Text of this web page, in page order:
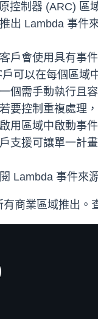
控制器 (ARC) 區
出 Lambda 事件
戶會使用具有事
可以在每個區域
個需手動執行且
要控制重複處理
用區域中啟動事
支援可讓單一計
Lambda 事件來
商業區域推出。